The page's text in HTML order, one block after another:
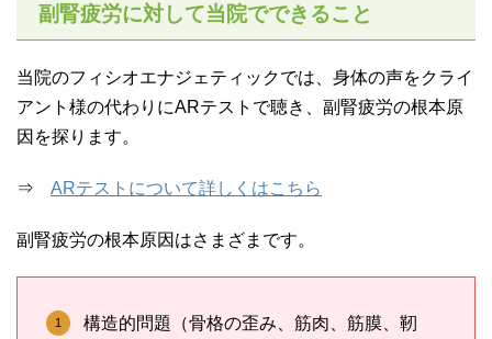
副腎疲労に対して当院でできること
当院のフィシオエナジェティックでは、身体の声をクライ
アント様の代わりにARテストで聴き、副腎疲労の根本原
因を探ります。
⇒ ARテストについて詳しくはこちら
副腎疲労の根本原因はさまざまです。
構造的問題（骨格の歪み、筋肉、筋膜、靭